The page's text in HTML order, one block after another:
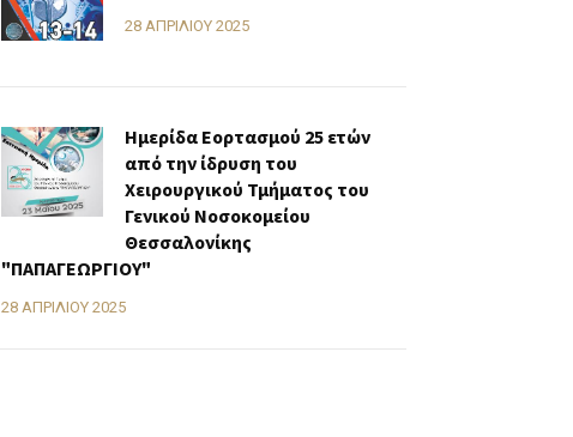
28 ΑΠΡΙΛΊΟΥ 2025
Ημερίδα Εορτασμού 25 ετών
από την ίδρυση του
Χειρουργικού Τμήματος του
Γενικού Νοσοκομείου
Θεσσαλονίκης
"ΠΑΠΑΓΕΩΡΓΙΟΥ"
28 ΑΠΡΙΛΊΟΥ 2025